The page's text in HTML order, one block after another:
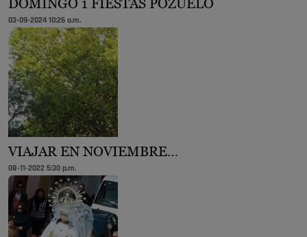
03-09-2024 10:26 a.m.
VIAJAR EN NOVIEMBRE…
08-11-2022 5:30 p.m.